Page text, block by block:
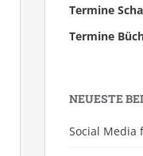
Termine
Termine
NEUESTE
Social Media